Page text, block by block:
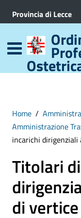
Provincia di Lecce
Home
Amministrazione
incarichi
Titolari
di vertice